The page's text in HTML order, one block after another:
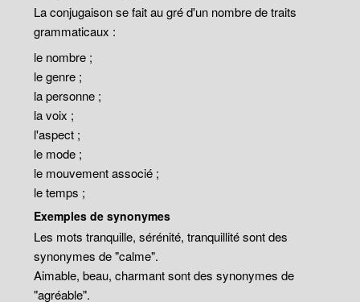
La conjugaison se fait au gré d'un nombre de traits
grammaticaux :
le nombre ;
le genre ;
la personne ;
la voix ;
l'aspect ;
le mode ;
le mouvement associé ;
le temps ;
Exemples de synonymes
Les mots tranquille, sérénité, tranquillité sont des
synonymes de "calme".
Aimable, beau, charmant sont des synonymes de
"agréable".